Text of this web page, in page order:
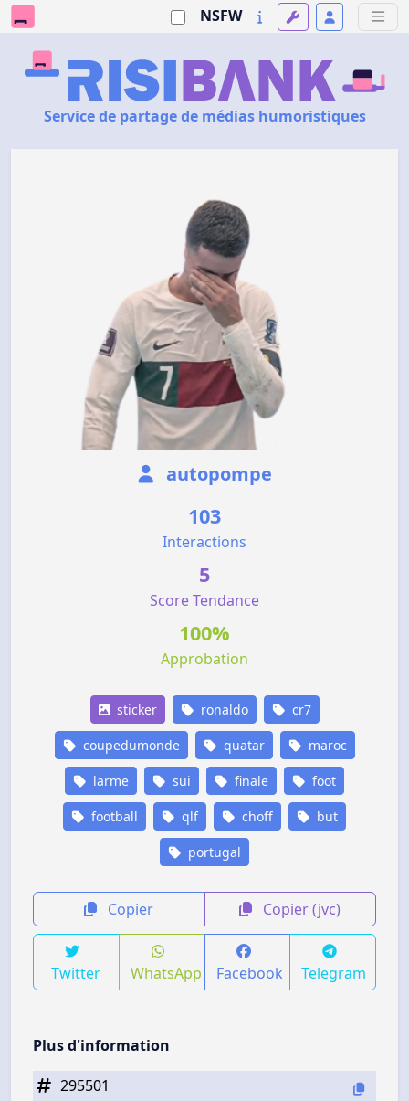
NSFW
Service de partage de médias humoristiques
autopompe
103
Interactions
5
Score Tendance
100%
Approbation
sticker ronaldo cr7
coupedumonde quatar maroc
larme sui finale foot
football qlf choff but
portugal
Copier Copier (jvc)
Twitter WhatsApp Facebook Telegram
Plus d'information
295501